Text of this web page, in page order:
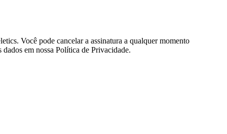
Você pode cancelar a assinatura a qualquer momento
em nossa Política de Privacidade.